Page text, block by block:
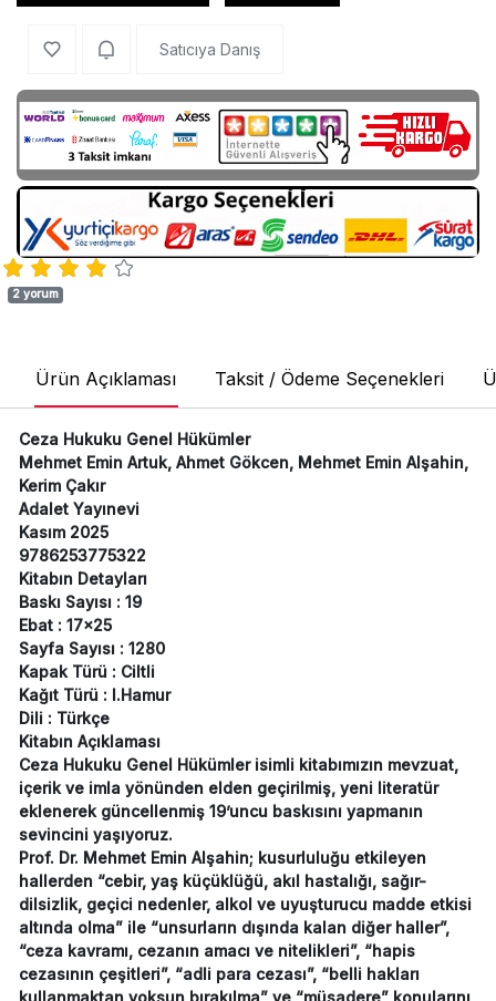
Satıcıya Danış
2 yorum
Ürün Açıklaması Taksit / Ödeme Seçenekleri
Ceza Hukuku Genel Hükümler
Mehmet Emin Artuk, Ahmet Gökcen, Mehmet Emin Alşahin,
Kerim Çakır
Adalet Yayınevi
Kasım 2025
9786253775322
Kitabın Detayları
Baskı Sayısı : 19
Ebat : 17x25
Sayfa Sayısı : 1280
Kapak Türü : Ciltli
Kağıt Türü : I.Hamur
Dili : Türkçe
Kitabın Açıklaması
Ceza Hukuku Genel Hükümler isimli kitabımızın mevzuat,
içerik ve imla yönünden elden geçirilmiş, yeni literatür
eklenerek güncellenmiş 19’uncu baskısını yapmanın
sevincini yaşıyoruz.
Prof. Dr. Mehmet Emin Alşahin; kusurluluğu etkileyen
hallerden “cebir, yaş küçüklüğü, akıl hastalığı, sağır-
dilsizlik, geçici nedenler, alkol ve uyuşturucu madde etkisi
altında olma” ile “unsurların dışında kalan diğer haller”,
“ceza kavramı, cezanın amacı ve nitelikleri”, “hapis
cezasının çeşitleri”, “adli para cezası”, “belli hakları